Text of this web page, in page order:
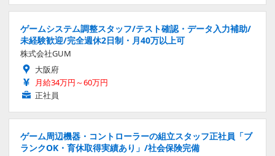
ゲームシステム調整スタッフ/テスト確認・データ入力補助/
未経験歓迎/完全週休2日制・月40万以上可
株式会社GUM
大阪府
月給34万円～60万円
正社員
ゲーム周辺機器・コントローラーの組立スタッフ正社員「ブ
ランクOK・育休取得実績あり」/社会保険完備